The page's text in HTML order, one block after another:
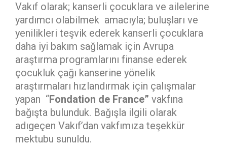
Vakıf olarak; kanserli çocuklara ve ailelerine
yardımcı olabilmek amacıyla; buluşları ve
yenilikleri teşvik ederek kanserli çocuklara
daha iyi bakım sağlamak için Avrupa
araştırma programlarını finanse ederek
çocukluk çağı kanserine yönelik
araştırmaları hızlandırmak için çalışmalar
yapan “Fondation de France” vakfına
bağışta bulunduk. Bağışla ilgili olarak
adıgeçen Vakıf’dan vakfımıza teşekkür
mektubu sunuldu.